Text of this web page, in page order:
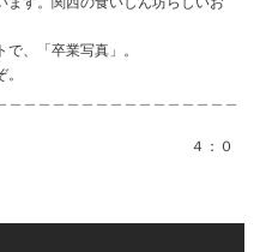
、「卒業写真」。
卒業写真」 ４：０